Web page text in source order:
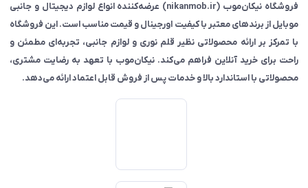
فروشگاه نیکان‌موب (nikanmob.ir) عرضه‌کننده انواع لوازم دیجیتال و جانبی
موبایل از برندهای معتبر با کیفیت اورجینال و قیمت مناسب است. این فروشگاه
با تمرکز بر ارائه محصولاتی نظیر قلم نوری و لوازم جانبی، تجربه‌ای مطمئن و
راحت برای خرید آنلاین فراهم می‌کند. نیکان‌موب با تعهد به رضایت مشتری،
محصولاتی با استاندارد بالا و خدمات پس از فروش قابل اعتماد ارائه می‌دهد.